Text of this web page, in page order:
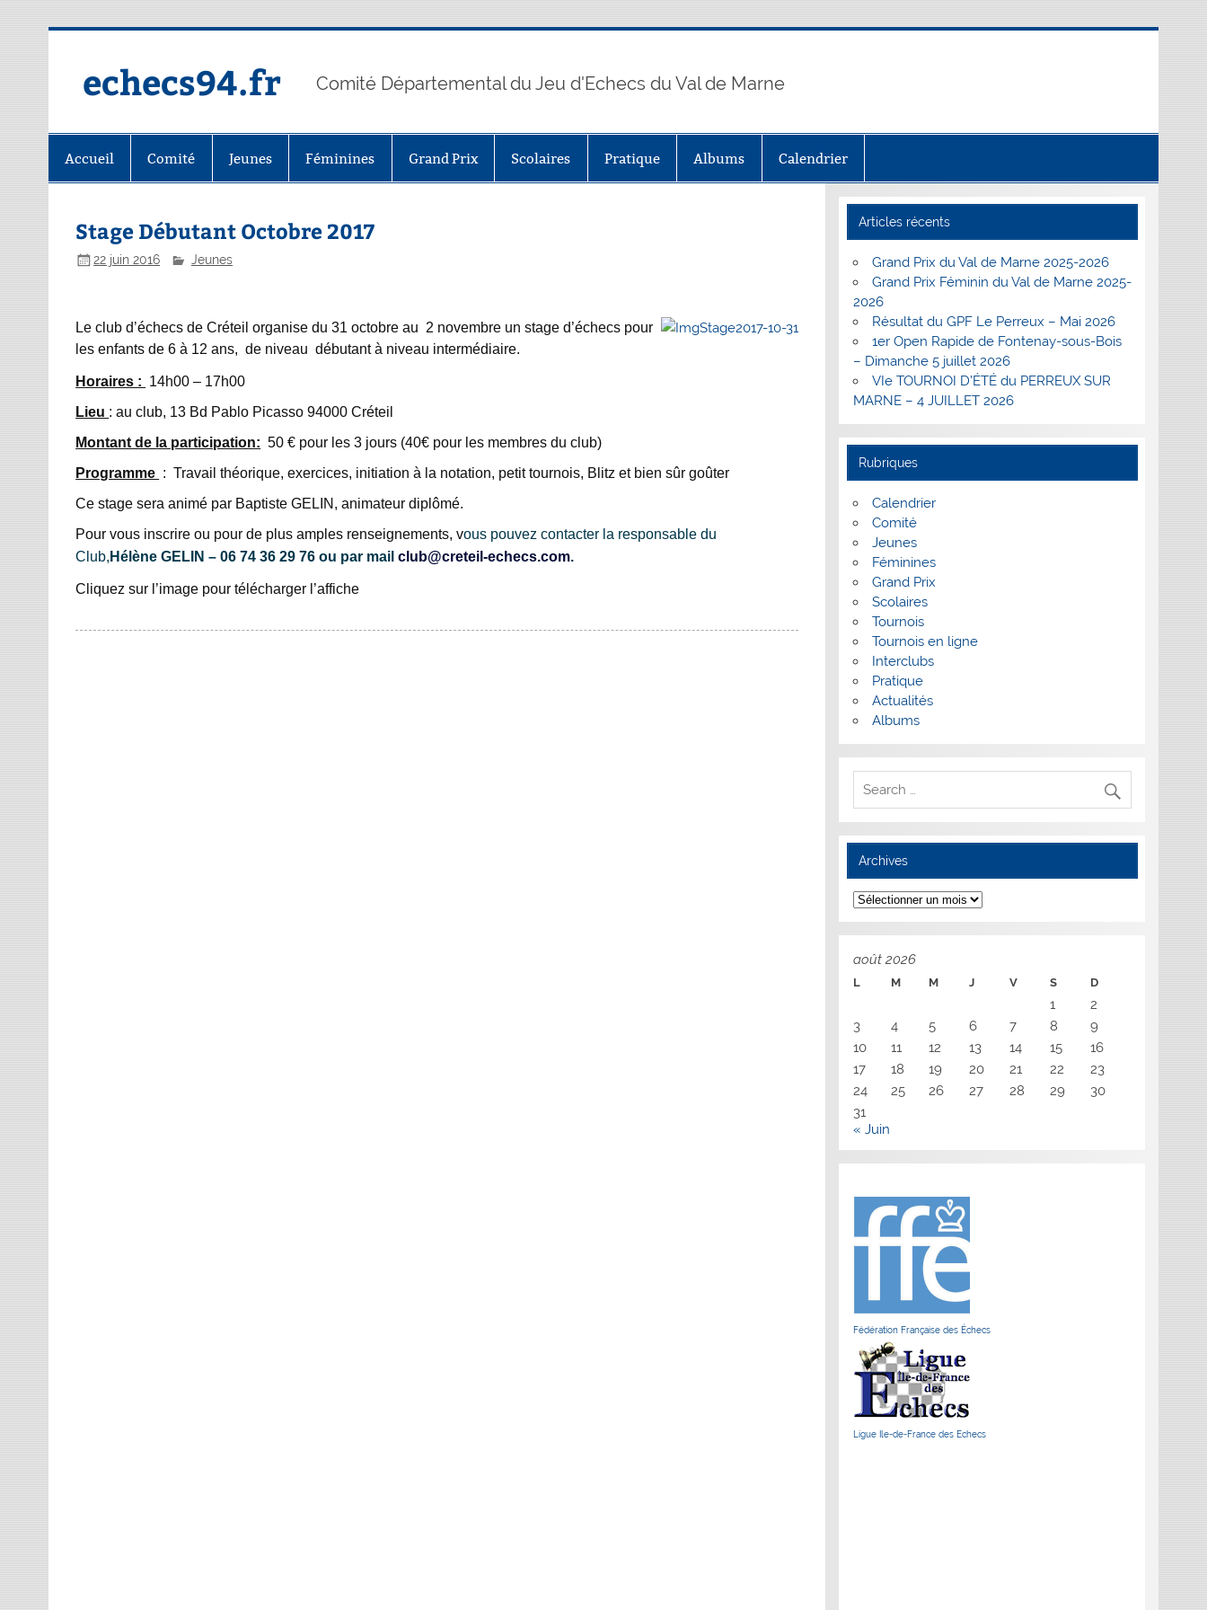
echecs94.fr Comité Départemental du Jeu d'Echecs du Val de Marne
Accueil Comité Jeunes Féminines Grand Prix Scolaires Pratique Albums Calendrier
Stage Débutant Octobre 2017
22 juin 2016 Jeunes
Le club d’échecs de Créteil organise du 31 octobre au 2 novembre un stage d’échecs pour
les enfants de 6 à 12 ans, de niveau débutant à niveau intermédiaire.
Horaires : 14h00 – 17h00
Lieu : au club, 13 Bd Pablo Picasso 94000 Créteil
Montant de la participation: 50 € pour les 3 jours (40€ pour les membres du club)
Programme : Travail théorique, exercices, initiation à la notation, petit tournois, Blitz et bien sûr goûter
Ce stage sera animé par Baptiste GELIN, animateur diplômé.
Pour vous inscrire ou pour de plus amples renseignements, vous pouvez contacter la responsable du
Club, Hélène GELIN – 06 74 36 29 76 ou par mailclub@creteil-echecs.com.
Cliquez sur l’image pour télécharger l’affiche
Articles récents
Grand Prix du Val de Marne 2025-2026
Grand Prix Féminin du Val de Marne 2025-
2026
Résultat du GPF Le Perreux – Mai 2026
1er Open Rapide de Fontenay-sous-Bois
– Dimanche 5 juillet 2026
VIe TOURNOI D’ÉTÉ du PERREUX SUR
MARNE – 4 JUILLET 2026
Rubriques
Calendrier
Comité
Jeunes
Féminines
Grand Prix
Scolaires
Tournois
Tournois en ligne
Interclubs
Pratique
Actualités
Albums
Archives
Archives
août 2026
L M M J V S D
1
2
3
4 5 6 7 8
9
10
11 12 13 14 15
16
17
18 19 20 21 22
23
24
25 26 27 28 29
30
31
« Juin
Fédération Française des Échecs
Ligue Ile-de-France des Echecs